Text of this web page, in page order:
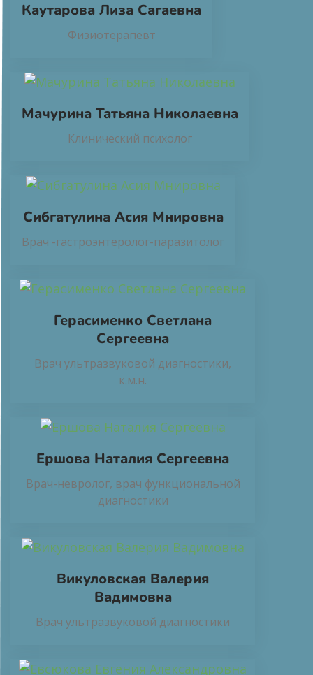
Каутарова Лиза Сагаевна
Физиотерапевт
Мачурина Татьяна Николаевна
Клинический психолог
Сибгатулина Асия Мнировна
Врач -гастроэнтеролог-паразитолог
Герасименко Светлана
Сергеевна
Врач ультразвуковой диагностики,
к.м.н.
Ершова Наталия Сергеевна
Врач-невролог, врач функциональной
диагностики
Викуловская Валерия
Вадимовна
Врач ультразвуковой диагностики